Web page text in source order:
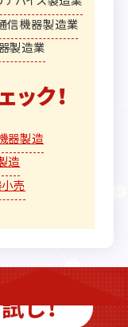
信機器製造業
製造業
ック！
器製造
造
売
し！